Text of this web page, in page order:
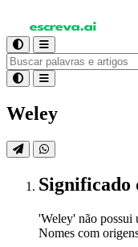
Weley
Significado
'Weley' não possui
Nomes com